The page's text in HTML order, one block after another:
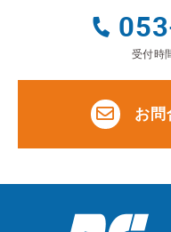
受付時
お問